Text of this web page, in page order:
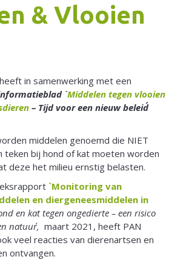
& Vlooien
in samenwerking met een
`Middelen tegen vlooien
– Tijd voor een nieuw beleid´
middelen genoemd die NIET
teken bij hond of kat moeten worden
deze het milieu ernstig belasten.
`Monitoring van
en diergeneesmiddelen in
en kat tegen ongedierte – een risico
natuur´, maart 2021, heeft PAN
veel reacties van dierenartsen en
ontvangen.